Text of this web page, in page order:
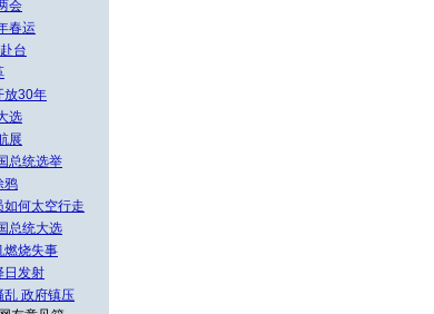
会
春运
台
放30年
选
展
总统选举
鸦
如何太空行走
总统大选
燃烧失事
日发射
乱 政府镇压